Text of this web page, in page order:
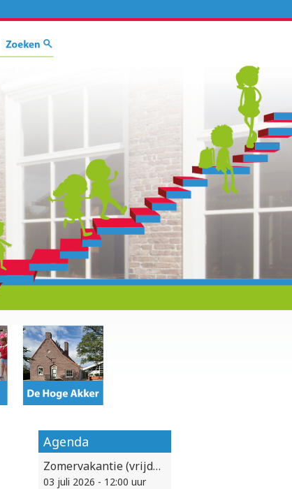
Agenda
Zomervakantie (vrijdag 3 juli vanaf 12:00 uur vrij)
03 juli 2026 - 12:00 uur